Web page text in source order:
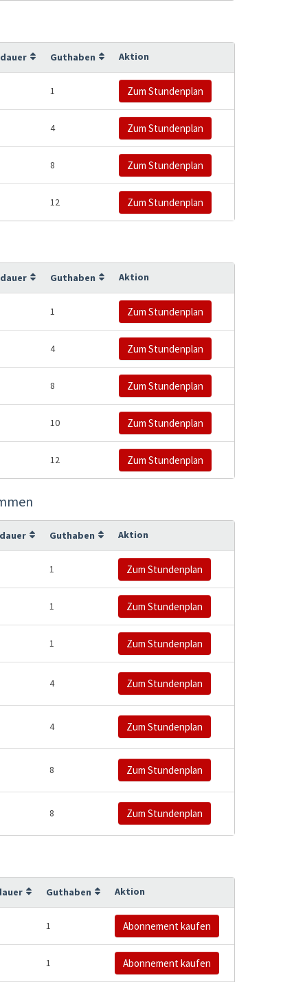
Guthaben Aktion
1 Zum Stundenplan
4 Zum Stundenplan
8 Zum Stundenplan
12 Zum Stundenplan
Guthaben Aktion
1 Zum Stundenplan
4 Zum Stundenplan
8 Zum Stundenplan
10 Zum Stundenplan
12 Zum Stundenplan
Guthaben Aktion
1 Zum Stundenplan
1 Zum Stundenplan
1 Zum Stundenplan
4 Zum Stundenplan
4 Zum Stundenplan
8 Zum Stundenplan
8 Zum Stundenplan
Guthaben Aktion
1 Abonnement kaufen
1 Abonnement kaufen